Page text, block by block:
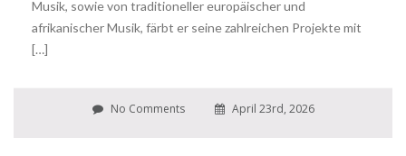
Musik, sowie von traditioneller europäischer und
afrikanischer Musik, färbt er seine zahlreichen Projekte mit
[…]
No Comments April 23rd, 2026